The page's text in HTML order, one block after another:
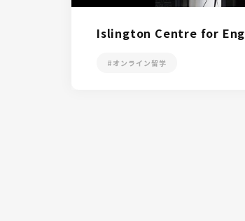
Islington Centre for
#オンライン留学